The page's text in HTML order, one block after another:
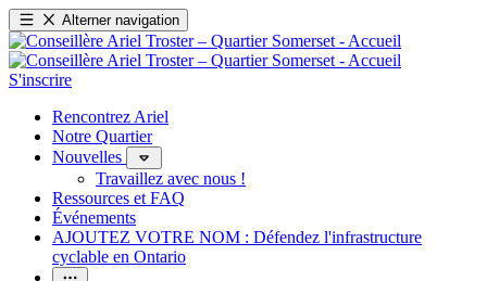
Alterner navigation
S'inscrire
Rencontrez Ariel
Notre Quartier
Nouvelles
Travaillez avec nous !
Ressources et FAQ
Événements
AJOUTEZ VOTRE NOM : Défendez l'infrastructure
cyclable en Ontario